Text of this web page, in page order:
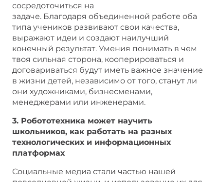
сосредоточиться на
задаче. Благодаря объединенной работе оба
типа учеников развивают свои качества,
выражают идеи и создают наилучший
конечный результат. Умения понимать в чем
твоя сильная сторона, кооперироваться и
договариваться будут иметь важное значение
в жизни детей, независимо от того, станут ли
они художниками, бизнесменами,
менеджерами или инженерами.
3. Робототехника может научить
школьников, как работать на разных
технологических и информационных
платформах
Социальные медиа стали частью нашей